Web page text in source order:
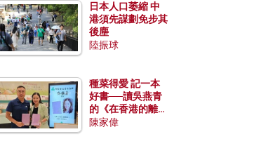
日本人口萎縮 中
港須先謀劃免步其
後塵
陸振球
種菜得愛 記一本
好書──讀吳燕青
的《在香港的離島
種菜》
陳家偉